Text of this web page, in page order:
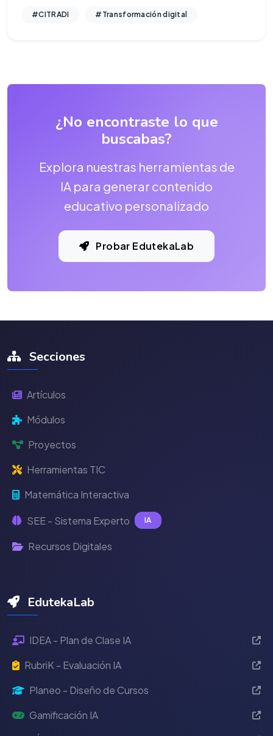
#CITRADI #Transformación digital
¿No encontraste lo que
buscabas?
Explora nuestras herramientas de
IA para generar contenido
educativo personalizado
Probar EdutekaLab
Secciones
Artículos
Módulos
Proyectos
Herramientas TIC
Matemática Interactiva
SEE - Sistema Experto IA
Recursos Digitales
EdutekaLab
IDEA - Plan de Clase IA
RubriK - Evaluación IA
Planeo - Diseño de Cursos
Gamificación IA